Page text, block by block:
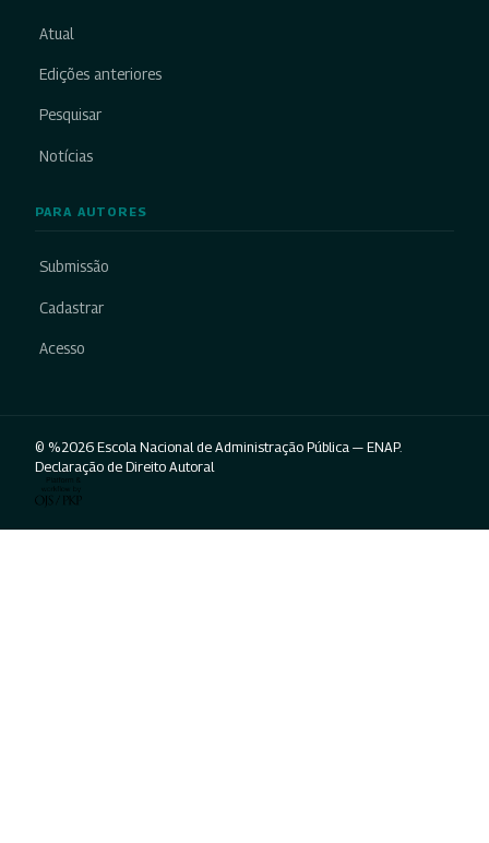
Atual
Edições anteriores
Pesquisar
Notícias
PARA AUTORES
Submissão
Cadastrar
Acesso
© %2026 Escola Nacional de Administração Pública — ENAP.
Declaração de Direito Autoral